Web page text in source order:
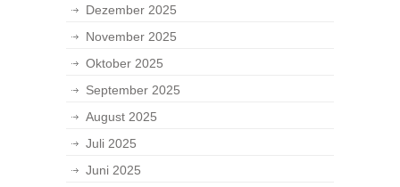
Dezember 2025
November 2025
Oktober 2025
September 2025
August 2025
Juli 2025
Juni 2025